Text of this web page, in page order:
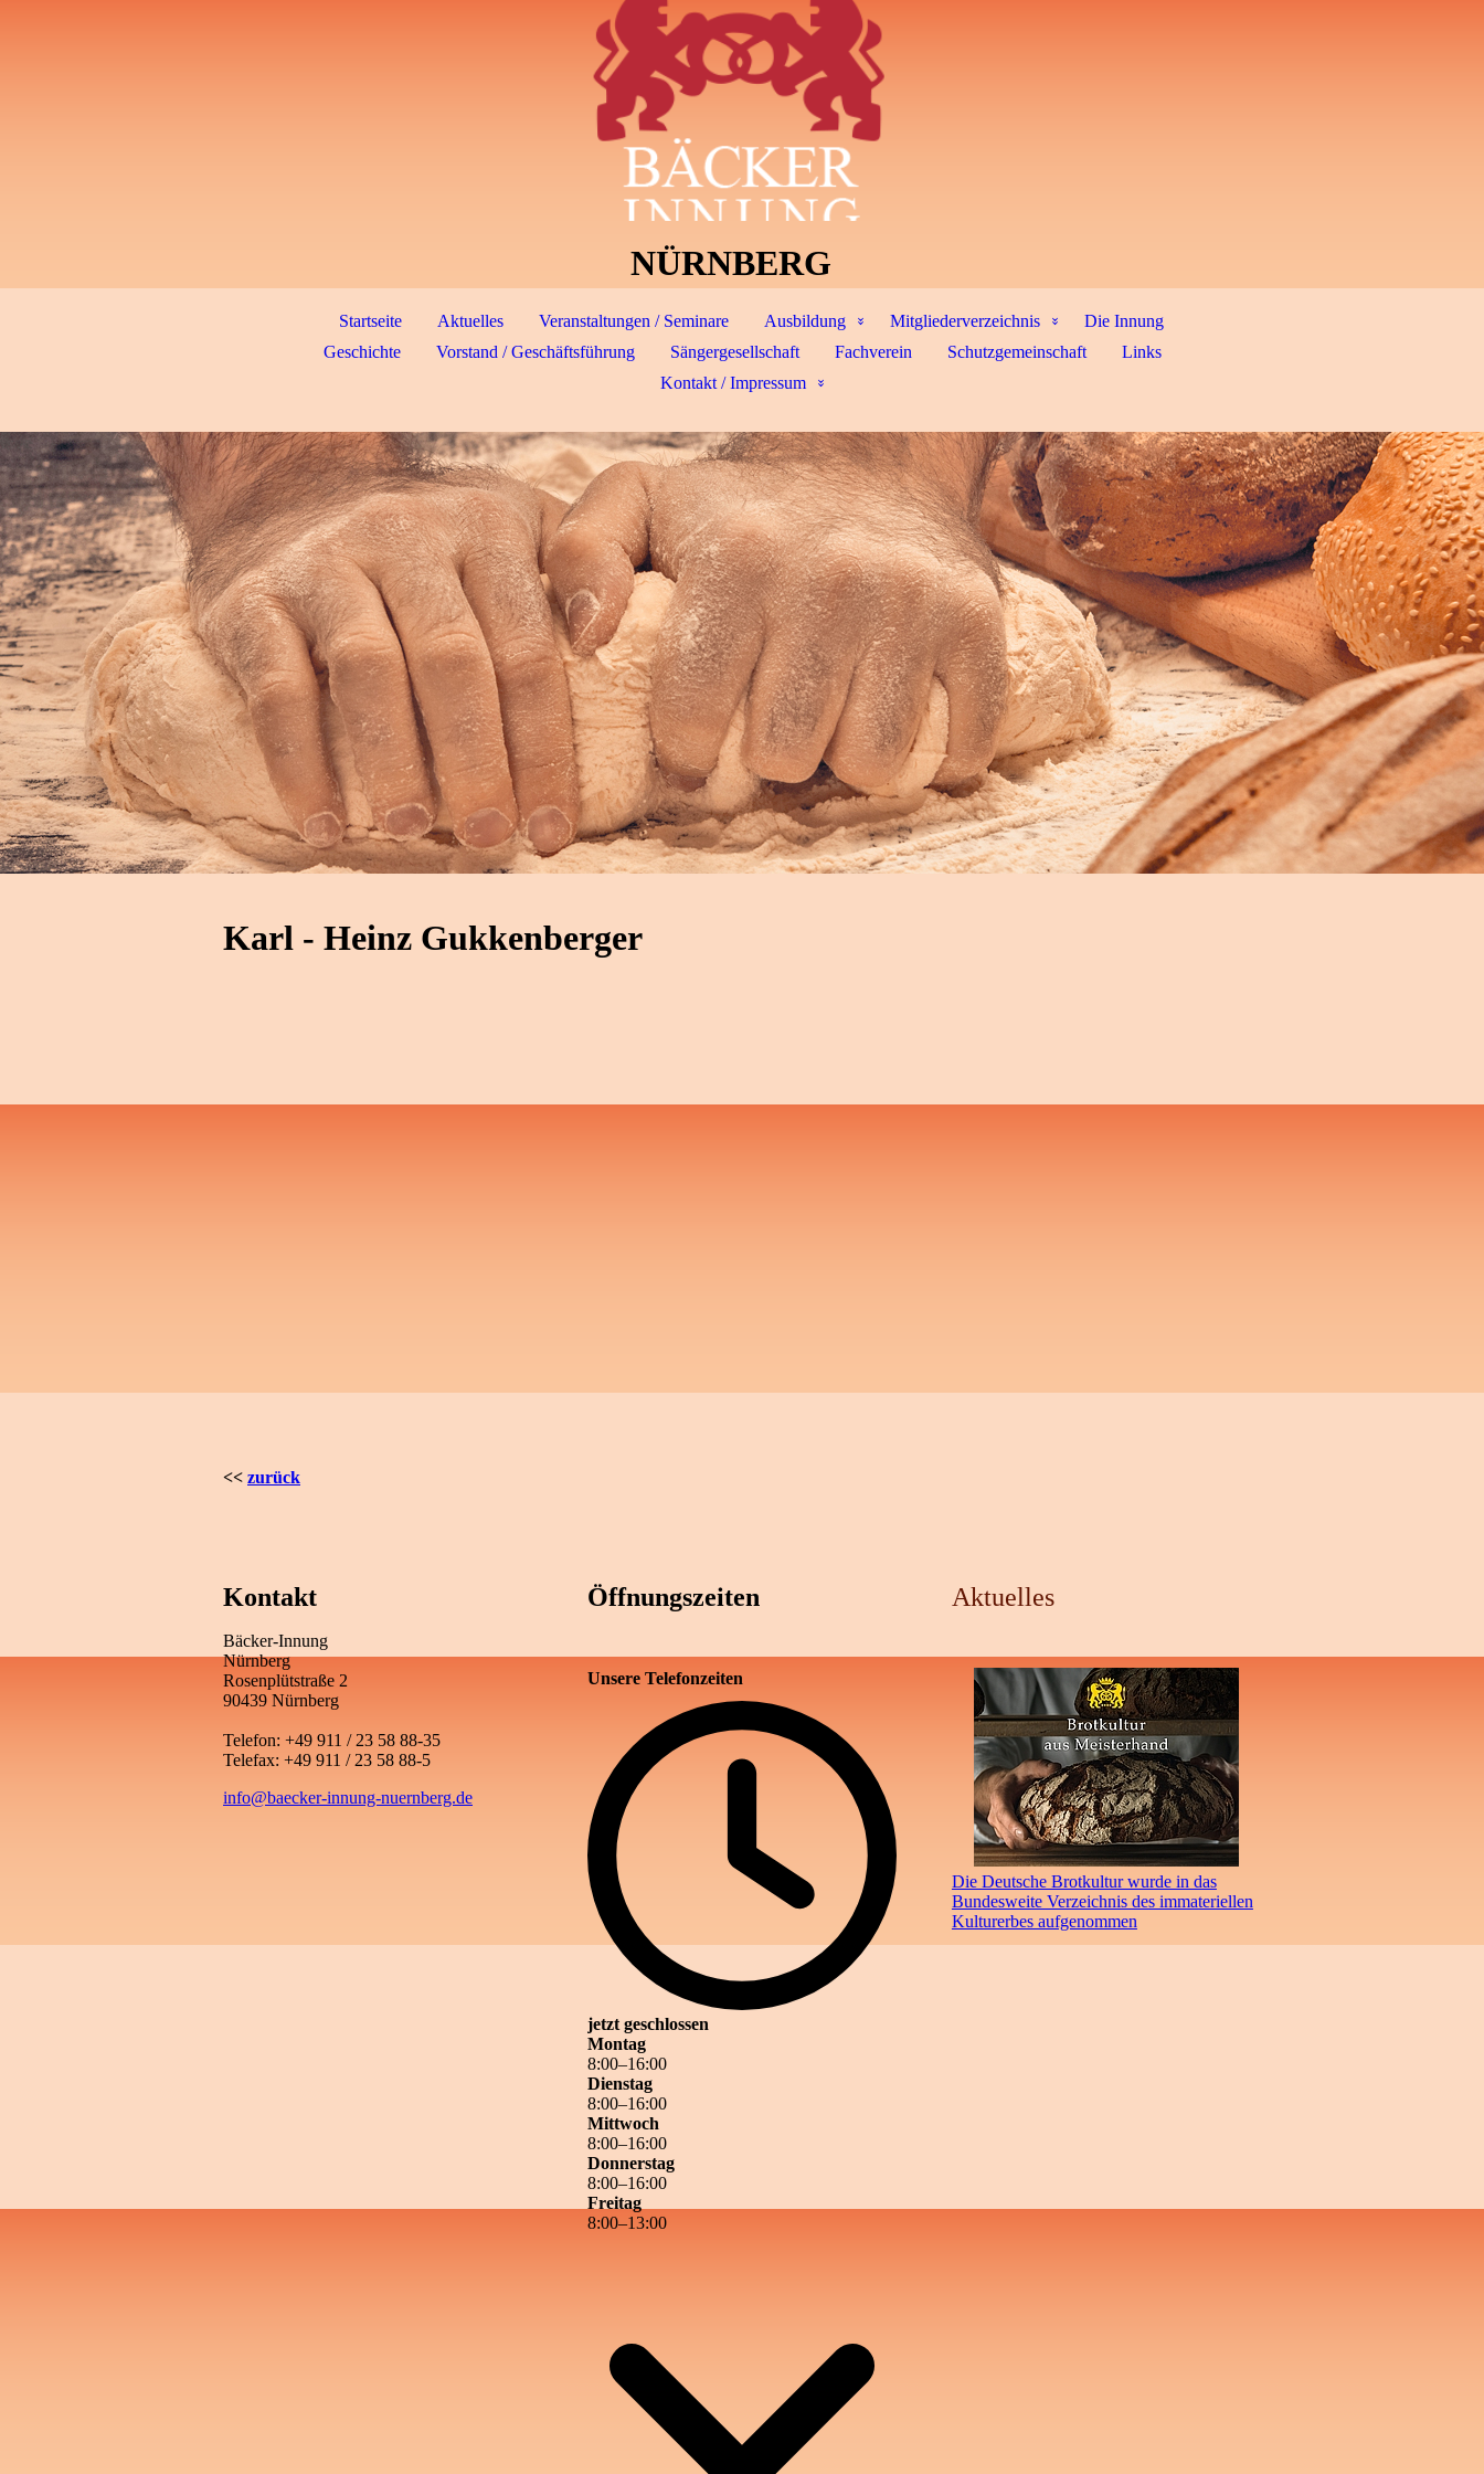
NÜRNBERG
Startseite Aktuelles Veranstaltungen / Seminare Ausbildung Mitgliederverzeichnis
Die Innung
Geschichte
Vorstand / Geschäftsführung Sängergesellschaft Fachverein Schutzgemeinschaft
Links
Kontakt / Impressum
Karl - Heinz Gukkenberger
<< zurück
Kontakt
Bäcker-Innung
Nürnberg
Rosenplütstraße 2
90439 Nürnberg
Telefon: +49 911 / 23 58 88-35
Telefax: +49 911 / 23 58 88-5
info@baecker-innung-nuernberg.de
Öffnungszeiten
Unsere Telefonzeiten
jetzt geschlossen
Montag
8:00–16:00
Dienstag
8:00–16:00
Mittwoch
8:00–16:00
Donnerstag
8:00–16:00
Freitag
8:00–13:00
Aktuelles
Die Deutsche Brotkultur wurde in das
Bundesweite Verzeichnis des immateriellen
Kulturerbes aufgenommen